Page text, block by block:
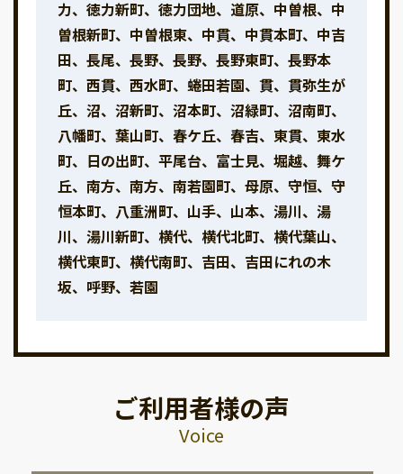
力、徳力新町、徳力団地、道原、中曽根、中
曽根新町、中曽根東、中貫、中貫本町、中吉
田、長尾、長野、長野、長野東町、長野本
町、西貫、西水町、蜷田若園、貫、貫弥生が
丘、沼、沼新町、沼本町、沼緑町、沼南町、
八幡町、葉山町、春ケ丘、春吉、東貫、東水
町、日の出町、平尾台、富士見、堀越、舞ケ
丘、南方、南方、南若園町、母原、守恒、守
恒本町、八重洲町、山手、山本、湯川、湯
川、湯川新町、横代、横代北町、横代葉山、
横代東町、横代南町、吉田、吉田にれの木
坂、呼野、若園
ご利用者様の声
Voice